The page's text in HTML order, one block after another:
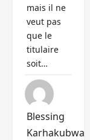
mais il ne
veut pas
que le
titulaire
soit…
Blessing
Karhakubwa